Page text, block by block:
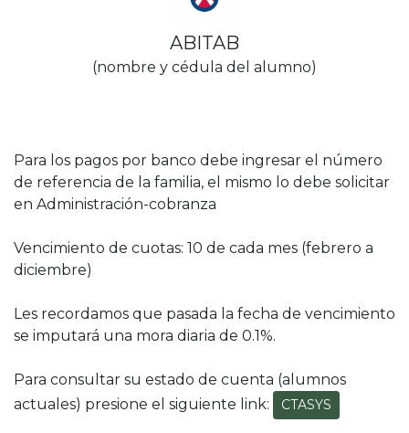
ABITAB
(nombre y cédula del alumno)
Para los pagos por banco debe ingresar el número
de referencia de la familia, el mismo lo debe solicitar
en Administración-cobranza
Vencimiento de cuotas: 10 de cada mes (febrero a
diciembre)
Les recordamos que pasada la fecha de vencimiento
se imputará una mora diaria de 0.1%.
Para consultar su estado de cuenta (alumnos
actuales) presione el siguiente link:
CTASYS